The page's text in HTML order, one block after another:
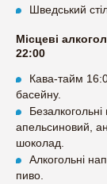
Шведський
Місцеві
22:00
Кава-тайм
басейну.
апельсиновий,
шоколад.
Алкогольні
пиво.